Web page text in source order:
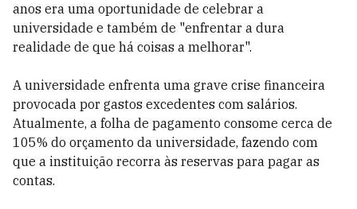
anos era uma oportunidade de celebrar a
universidade e também de "enfrentar a dura
realidade de que há coisas a melhorar".
A universidade enfrenta uma grave crise financeira
provocada por gastos excedentes com salários.
Atualmente, a folha de pagamento consome cerca de
105% do orçamento da universidade, fazendo com
que a instituição recorra às reservas para pagar as
contas.